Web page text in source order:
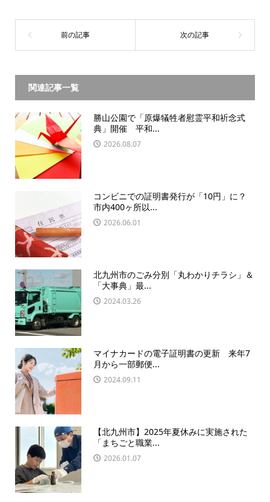
関連記事一覧
勝山公園で「原爆犠牲者慰霊平和祈念式
典」開催 平和...
2026.08.07
コンビニでの証明書発行が「10円」に？
市内400ヶ所以...
2026.06.01
北九州市のごみ分別「丸わかりチラシ」＆
「大事典」最...
2024.03.26
マイナカードの電子証明書の更新 来年7
月から一部郵便...
2024.09.11
【北九州市】2025年夏休みに実施された
「まちごと職業...
2026.01.07